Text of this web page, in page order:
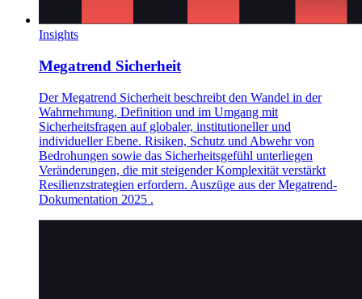
Insights
Megatrend Sicherheit
Der Megatrend Sicherheit beschreibt den Wandel in der
Wahrnehmung, Definition und im Umgang mit
Sicherheitsfragen auf globaler, institutioneller und
individueller Ebene. Risiken, Schutz und Abwehr von
Bedrohungen sowie das Sicherheitsgefühl unterliegen
Veränderungen, die mit steigender Komplexität verstärkt
Resilienzstrategien erfordern. Auszüge aus der Megatrend-
Dokumentation 2025 .